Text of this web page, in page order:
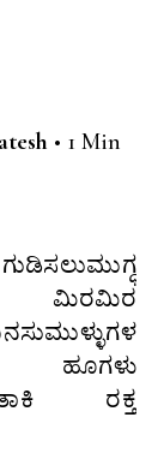
• 1 Min
ಮಿರಮಿರ
ಹೂಗಳು
ರಕ್ತ